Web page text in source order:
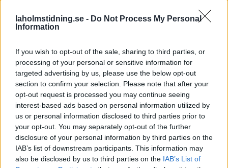
laholmstidning.se - Do Not Process My Personal
Information
If you wish to opt-out of the sale, sharing to third parties, or
processing of your personal or sensitive information for
targeted advertising by us, please use the below opt-out
section to confirm your selection. Please note that after your
opt-out request is processed you may continue seeing
interest-based ads based on personal information utilized by
us or personal information disclosed to third parties prior to
your opt-out. You may separately opt-out of the further
disclosure of your personal information by third parties on the
IAB’s list of downstream participants. This information may
also be disclosed by us to third parties on the IAB’s List of
”Vi var inte säkra
på att vi skulle
lyckas”
betydligt värre följder.
Laholm – radhus
står i lågor
"Spridningsrisken är mycket
stor"